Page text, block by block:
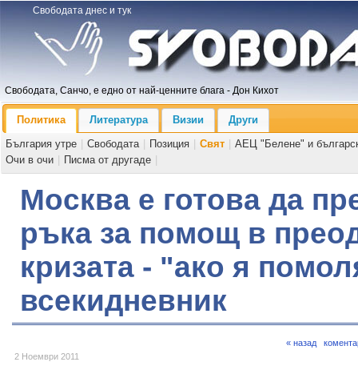
Свободата днес и тук
Свободата, Санчо, е едно от най-ценните блага - Дон Кихот
Политика Литература Визии
Други
България утре
Свободата Позиция Свят
АЕЦ "Белене" и
Очи в очи
Писма от другаде
Москва е готова да
ръка за помощ в
кризата - "ако я
всекидневник
2 Ноември 2011
« назад